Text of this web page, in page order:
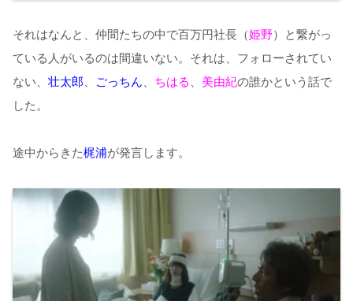
それはなんと、仲間たちの中で百万円社長（姫野）と繋がっ
ている人がいるのは間違いない。それは、フォローされてい
ない、 壮太郎 ごっちん ちはる 美由紀の誰かという話で
した。
途中からきた梶浦が発言します。